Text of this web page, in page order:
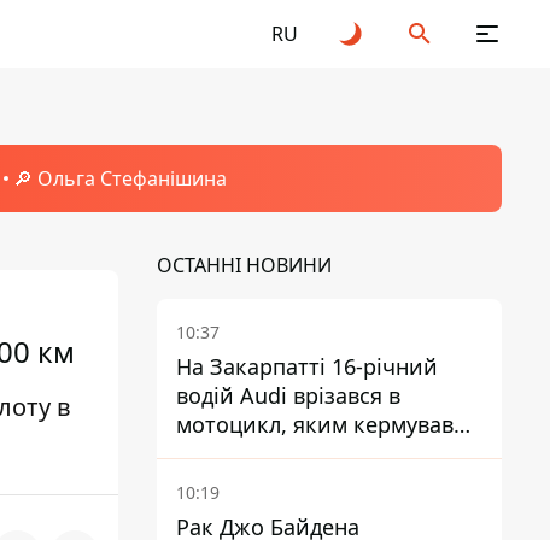
RU
🔎 Ольга Стефанішина
км
в
ОСТАННІ НОВИНИ
10:37
На Закарпатті 16-річний
водій Audi врізався в
мотоцикл, яким кермував
10-річний хлопчик
10:19
Рак Джо Байдена